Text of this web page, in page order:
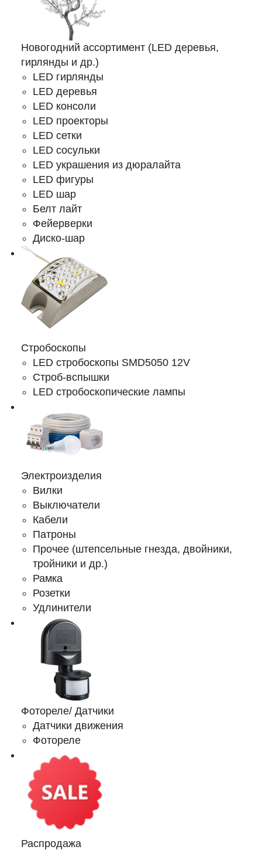
Новогодний ассортимент (LED деревья,
гирлянды и др.)
LED гирлянды
LED деревья
LED консоли
LED проекторы
LED сетки
LED сосульки
LED украшения из дюралайта
LED фигуры
LED шар
Белт лайт
Фейерверки
Диско-шар
Стробоскопы
LED стробоскопы SMD5050 12V
Строб-вспышки
LED стробоскопические лампы
Электроизделия
Вилки
Выключатели
Кабели
Патроны
Прочее (штепсельные гнезда, двойники,
тройники и др.)
Рамка
Розетки
Удлинители
Фотореле/ Датчики
Датчики движения
Фотореле
Распродажа